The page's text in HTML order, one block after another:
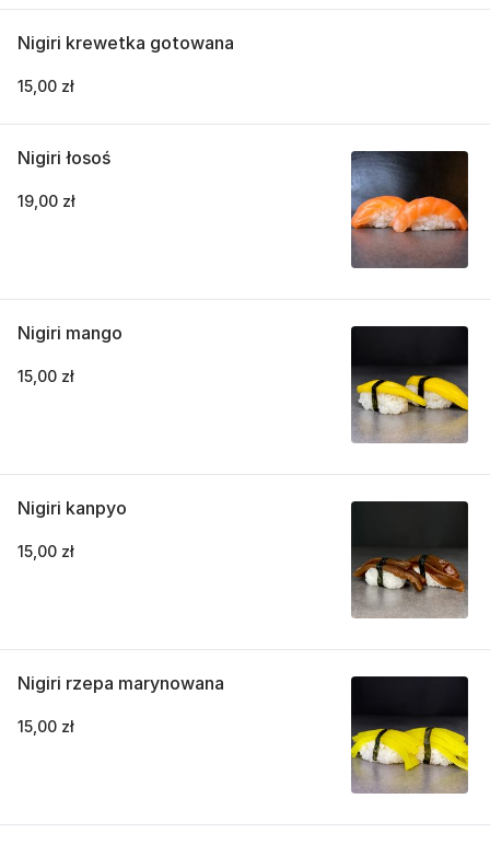
Nigiri krewetka gotowana
15,00 zł
Nigiri łosoś
19,00 zł
Nigiri mango
15,00 zł
Nigiri kanpyo
15,00 zł
Nigiri rzepa marynowana
15,00 zł